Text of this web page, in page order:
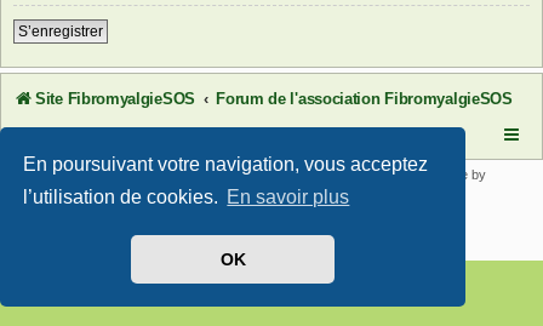
En poursuivant votre navigation, vous acceptez
l’utilisation de cookies. En savoir plus
OK
S’enregistrer
Site FibromyalgieSOS Forum de l'association FibromyalgieSOS
Développé parphpBB® Forum Software © phpBB Limited | SE Square by
PhpBB3 BBCodes
Confidentialité|Conditions